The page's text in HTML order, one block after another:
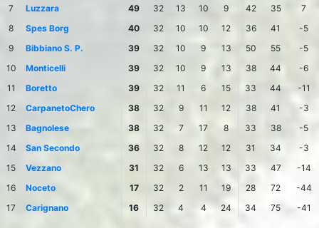
7
Luzzara 49 32 13 10 9 42 35
7
8
Spes Borg 40 32 10 10 12 36 41
-5
9
Bibbiano S. P. 39 32 10 9 13 50 55
-5
10
Monticelli 39 32 10 9 13 38 44
-6
11
Boretto 39 32 11 6 15 33 44
-11
12
CarpanetoChero 38 32 9 11 12 38 41
-3
13
Bagnolese 38 32 7 17 8 33 38
-5
14
San Secondo 36 32 8 12 12 31 34
-3
15
Vezzano 31 32 6 13 13 33 47
-14
16
Noceto 17 32 2 11 19 28 72
-44
17
Carignano 16 32 4 4 24 34 75 -41